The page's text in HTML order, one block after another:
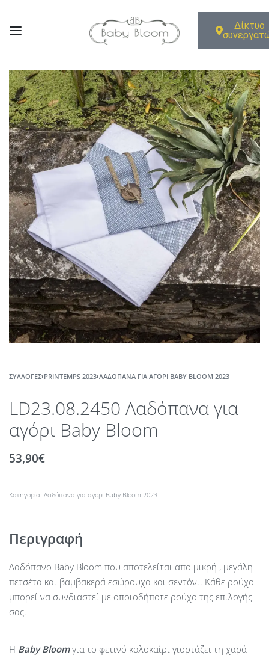
Δίκτυο
ΣΥΛΛΟΓΈΣ›PRINTEMPS 2023›ΛΑΔΌΠΑΝΑ ΓΙΑ ΑΓΌΡΙ BABY BLOOM 2023
LD23.08.2450 Λαδόπανα για
αγόρι Baby Bloom
53,90€
Κατηγορία: Λαδόπανα για αγόρι Baby Bloom 2023
Περιγραφή
Λαδόπανο Baby Bloom που αποτελείται απο μικρή , μεγάλη
πετσέτα και βαμβακερά εσώρουχα και σεντόνι. Κάθε ρούχο
μπορεί να συνδιαστεί με οποιοδήποτε ρούχο της επιλογής
σας.
Η Baby Bloom για το φετινό καλοκαίρι γιορτάζει τη χαρά